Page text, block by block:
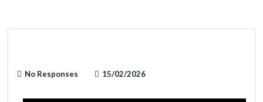
No Responses 15/02/2026